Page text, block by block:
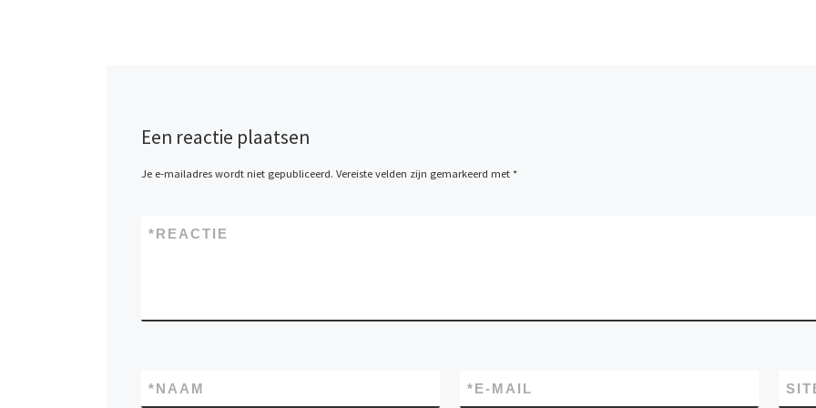
Een reactie plaatsen
Je e-mailadres wordt niet gepubliceerd. Vereiste velden zijn gemarkeerd met *
REACTIE
*
NAAM
* E-MAIL
*